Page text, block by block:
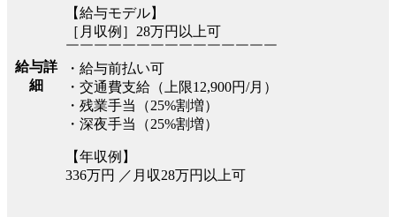
給与詳
細
【給与モデル】
［月収例］28万円以上可
￣￣￣￣￣￣￣￣￣￣￣￣￣￣￣
・給与前払い可
・交通費支給（上限12,900円/月）
・残業手当（25%割増）
・深夜手当（25%割増）
【年収例】
336万円 ／月収28万円以上可